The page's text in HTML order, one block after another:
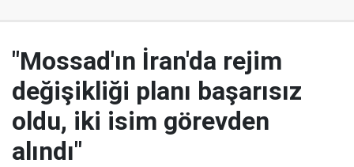
"Mossad'ın İran'da rejim
değişikliği planı başarısız
oldu, iki isim görevden
alındı"